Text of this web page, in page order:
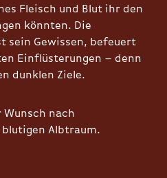
Fleisch und Blut ihr den
könnten. Die
sein Gewissen, befeuert
Einflüsterungen – denn
dunklen Ziele.
Wunsch nach
Albtraum.